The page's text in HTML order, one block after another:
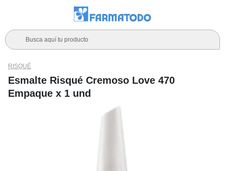
Busca aquí tu producto
RISQUÉ
Esmalte Risqué Cremoso Love 470
Empaque x 1 und